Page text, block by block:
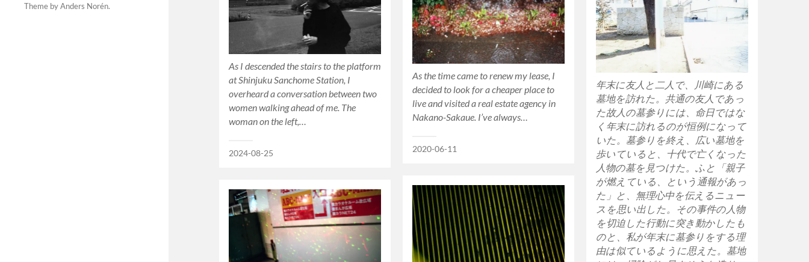
Theme byAnders Norén.
As I descended the stairs to the platform
at Shinjuku Sanchome Station, I
overheard a conversation between two
women walking ahead of me. The
woman on the left,…
2024-08-25
As the time came to renew my lease, I
decided to look for a cheaper place to
live and visited a real estate agency in
Nakano-Sakaue. I’ve always…
2020-06-11
年末に友人と二人で、川崎にある
墓地を訪れた。共通の友人であっ
た故人の墓参りには、命日ではな
く年末に訪れるのが恒例になって
いた。墓参りを終え、広い墓地を
歩いていると、十代で亡くなった
人物の墓を見つけた。ふと「親子
が燃えている、という通報があっ
た」と、無理心中を伝えるニュー
スを思い出した。その事件の人物
を切迫した行動に突き動かしたも
のと、私が年末に墓参りをする理
由は似ているように思えた。墓地